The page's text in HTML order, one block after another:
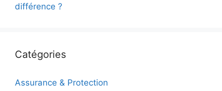
différence ?
Catégories
Assurance & Protection